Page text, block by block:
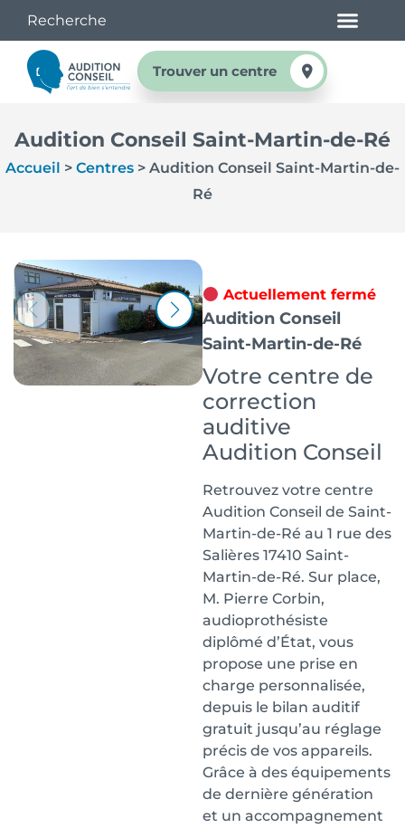
Trouver un centre
Audition Conseil Saint-Martin-de-Ré
Accueil > Centres > Audition Conseil Saint-Martin-de-
Ré
Actuellement fermé
Audition Conseil
Saint-Martin-de-Ré
Votre centre de
correction
auditive
Audition Conseil
Retrouvez votre centre
Audition Conseil de Saint-
Martin-de-Ré au 1 rue des
Salières 17410 Saint-
Martin-de-Ré. Sur place,
M. Pierre Corbin,
audioprothésiste
diplômé d’État, vous
propose une prise en
charge personnalisée,
depuis le bilan auditif
gratuit jusqu’au réglage
précis de vos appareils.
Grâce à des équipements
de dernière génération
et un accompagnement